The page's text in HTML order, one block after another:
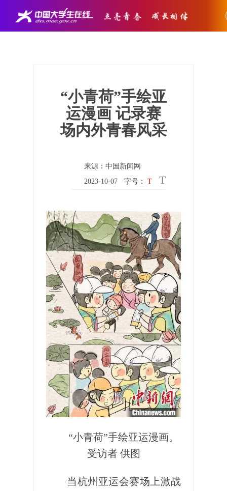
“小青荷”手绘亚
运漫画 记录赛
场内外青春风采
来源：中国新闻网
2023-10-07
字号： T T
“小青荷”手绘亚运漫画。
受访者 供图
当杭州亚运会赛场上激战